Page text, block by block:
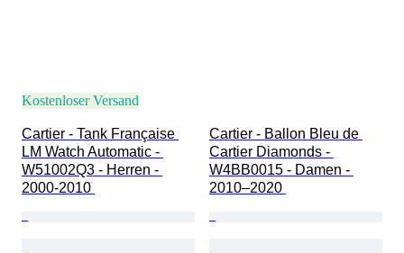
Kostenloser Versand
Cartier - Tank Française
LM Watch Automatic -
W51002Q3 - Herren -
2000-2010
Cartier - Ballon Bleu de
Cartier Diamonds -
W4BB0015 - Damen -
2010–2020